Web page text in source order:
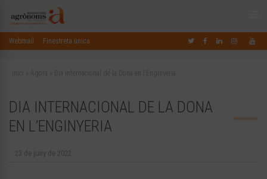
Webmail Finestreta única
Inici Àgora Dia Internacional de la Dona en l’Enginyeria
DIA INTERNACIONAL DE LA DONA
EN L’ENGINYERIA
23 de juny de 2022